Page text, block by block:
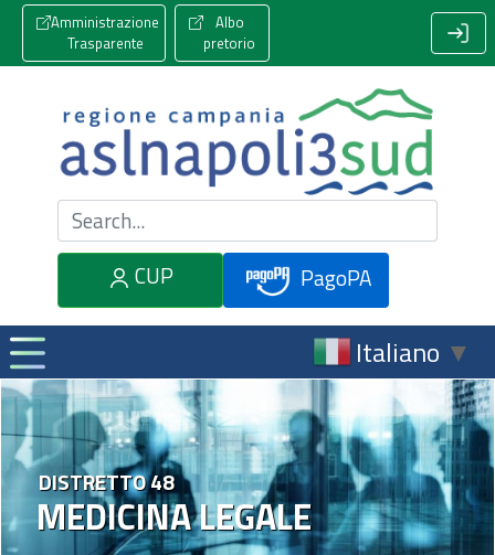
Amministrazione
Trasparente
Albo
pretorio
Cerca nel sito
CUP
PagoPA
Italiano ▼
MEDICINA LEGALE
DISTRETTO 48